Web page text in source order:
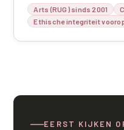
Arts (RUG) sinds 2001
Ethische integriteit
EERST KIJKEN